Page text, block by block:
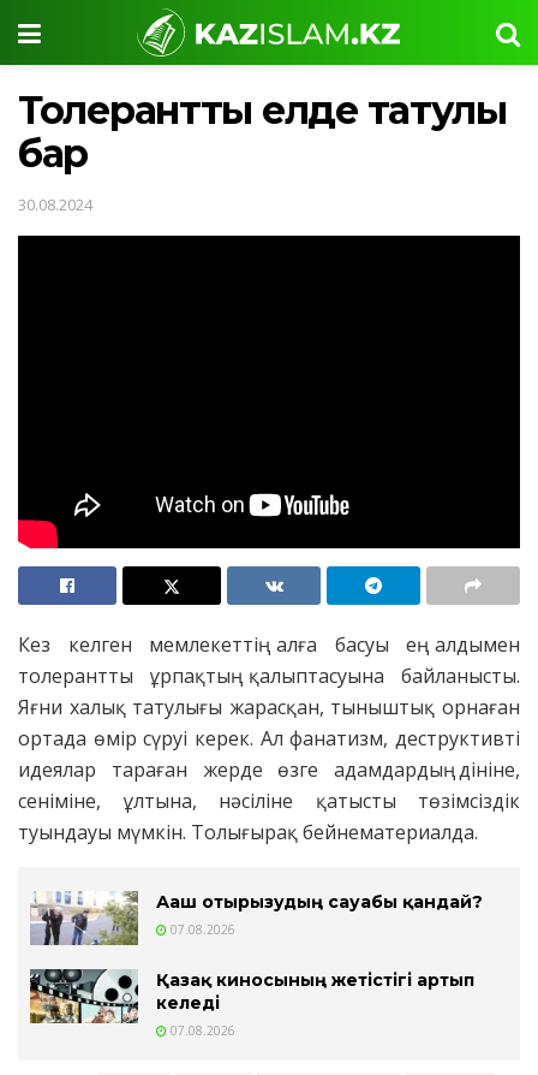
Толерантты елде татулық
бар
30.08.2024
Кез келген мемлекеттің алға басуы ең алдымен
толерантты ұрпақтың қалыптасуына байланысты.
Яғни халық татулығы жарасқан, тыныштық орнаған
ортада өмір сүруі керек. Ал фанатизм, деструктивті
идеялар тараған жерде өзге адамдардың дініне,
сеніміне, ұлтына, нәсіліне қатысты төзімсіздік
туындауы мүмкін. Толығырақ бейнематериалда.
Ағаш отырғызудың сауабы қандай?
07.08.2026
Қазақ киносының жетістігі артып
келеді
07.08.2026